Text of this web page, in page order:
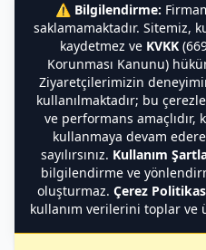
⚠️ Bilgilendirme:
saklamamaktadır. Sitemiz,
kaydetmez ve KVKK
Korunması Kanunu)
Ziyaretçilerimizin
kullanılmaktadır; bu
ve performans amaçlıdır,
kullanmaya devam
sayılırsınız. Kullanım
bilgilendirme ve
oluşturmaz. Çerez
kullanım verilerini toplar ve